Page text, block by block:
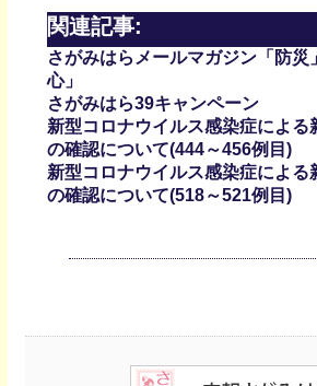
関連記事:
さがみはらメールマガジン「防災
心」
さがみはら39キャンペーン
新型コロナウイルス感染症による
の確認について(444～456例目)
新型コロナウイルス感染症による
の確認について(518～521例目)